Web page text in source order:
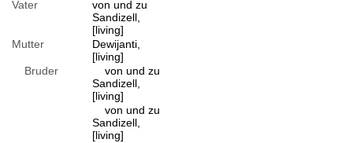
Vater
von und zu
Sandizell,
[living]
Mutter
Dewijanti,
[living]
Bruder
von und zu
Sandizell,
[living]
von und zu
Sandizell,
[living]